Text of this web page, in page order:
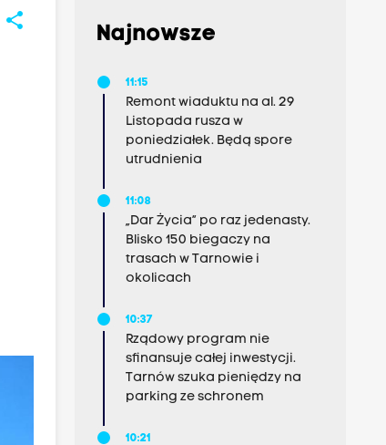
share
Najnowsze
11:15
Remont wiaduktu na al. 29
Listopada rusza w
poniedziałek. Będą spore
utrudnienia
11:08
„Dar Życia” po raz jedenasty.
Blisko 150 biegaczy na
trasach w Tarnowie i
okolicach
10:37
Rządowy program nie
sfinansuje całej inwestycji.
Tarnów szuka pieniędzy na
parking ze schronem
10:21